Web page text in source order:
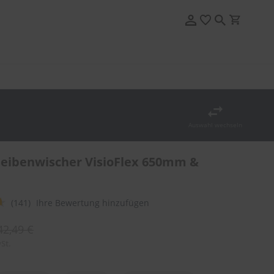
VisioFlex 650mm &
(141) Ihre Bewertung hinzufügen